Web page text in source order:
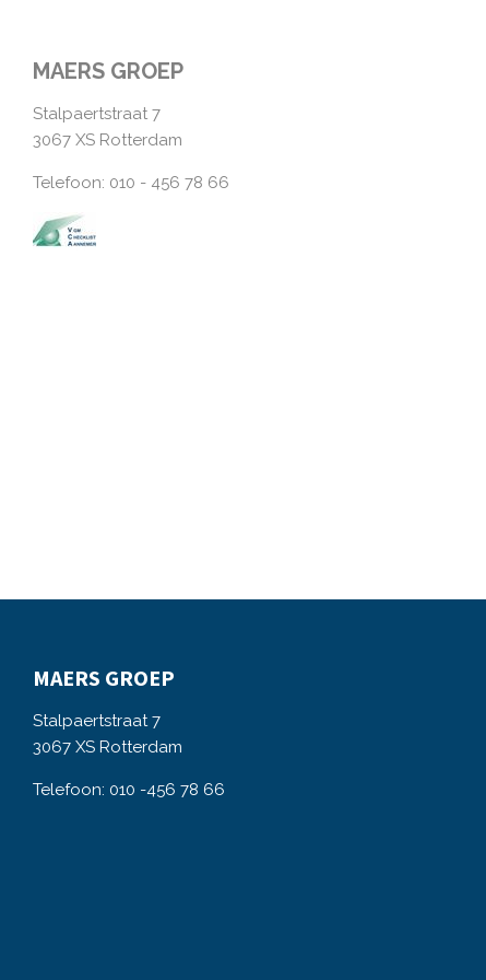
MAERS GROEP
Stalpaertstraat 7
3067 XS Rotterdam
Telefoon: 010 - 456 78 66
MAERS GROEP
Stalpaertstraat 7
3067 XS Rotterdam
Telefoon: 010 -456 78 66